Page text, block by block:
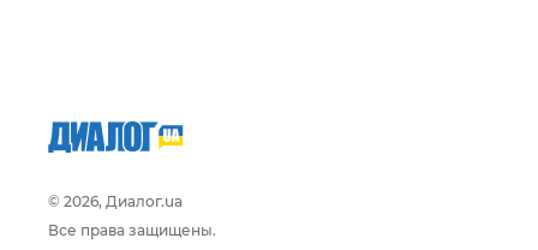
© 2026, Диалог.ua
Все права защищены.